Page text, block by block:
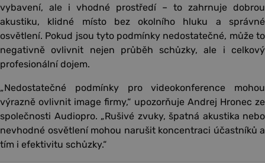
vybavení, ale i vhodné prostředí – to zahrnuje dobrou
akustiku, klidné místo bez okolního hluku a správné
osvětlení. Pokud jsou tyto podmínky nedostatečné, může to
negativně ovlivnit nejen průběh schůzky, ale i celkový
profesionální dojem.
„Nedostatečné podmínky pro videokonference mohou
výrazně ovlivnit image firmy,“ upozorňuje Andrej Hronec ze
společnosti Audiopro. „Rušivé zvuky, špatná akustika nebo
nevhodné osvětlení mohou narušit koncentraci účastníků a
tím i efektivitu schůzky.“